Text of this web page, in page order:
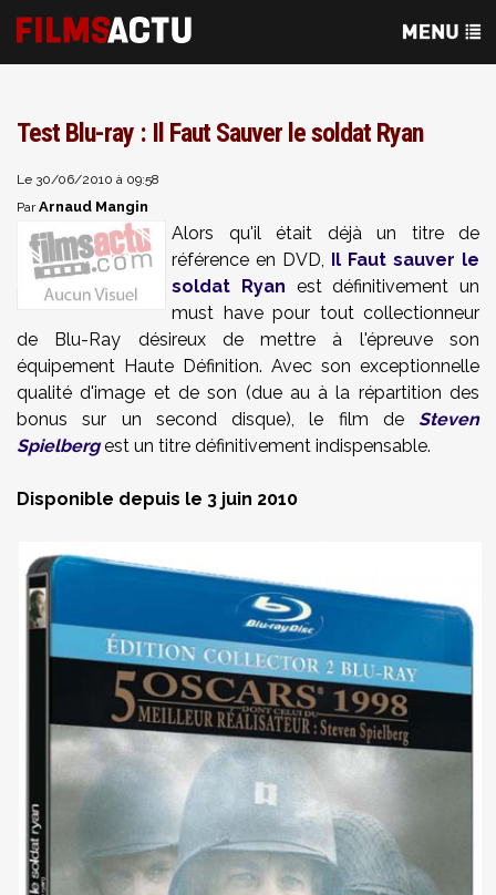
Test Blu-ray : Il Faut Sauver le soldat Ryan
Le 30/06/2010 à 09:58
ParArnaud Mangin
Alors qu'il était déjà un titre de
référence en DVD, Il Faut sauver le
soldat Ryan est définitivement un
must have pour tout collectionneur
de Blu-Ray désireux de mettre à l'épreuve son
équipement Haute Définition. Avec son exceptionnelle
qualité d'image et de son (due au à la répartition des
bonus sur un second disque), le film de Steven
Spielbergest un titre définitivement indispensable.
Disponible depuis le 3 juin 2010